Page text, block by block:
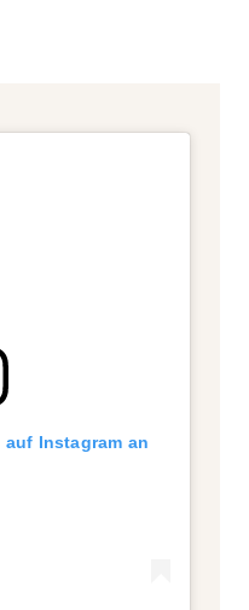
Instagram an